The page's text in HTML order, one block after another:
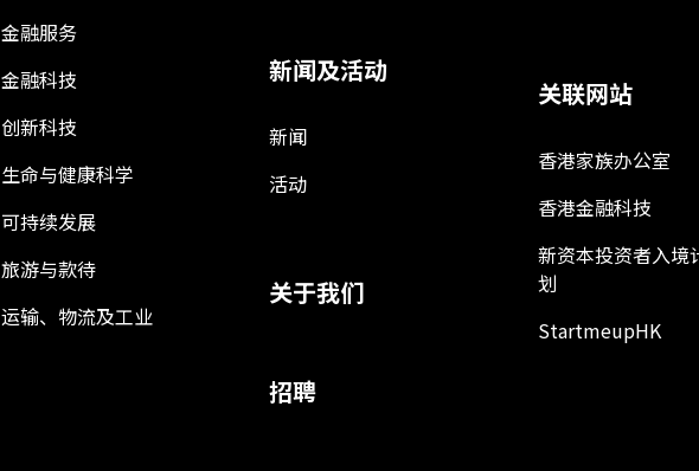
金融服务
金融科技
创新科技
生命与健康科学
可持续发展
旅游与款待
运输、物流及工业
新闻及活动
新闻
活动
关于我们
招聘
关联网站
香港家族办公室
香港金融科技
新资本投资者入境
划
StartmeupHK